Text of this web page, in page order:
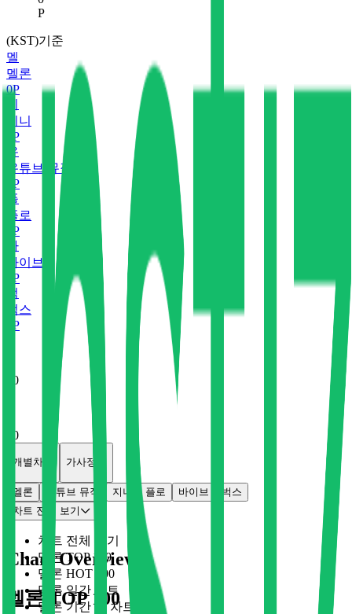
P
(KST)기준
멜
멜론
0P
지니
P
유
유튜브 뮤직
P
플
플로
P
바
바이브
P
벅
벅스
P
0
0
개별차트 가사정보
멜론 유튜브 뮤직 지니 플로 바이브
벅스
차트 전체 보기
차트 전체 보기
멜론 TOP 100
멜론 HOT 100
멜론 일간 차트
멜론 기간 별 차트
Chart Overview
멜론 TOP 100